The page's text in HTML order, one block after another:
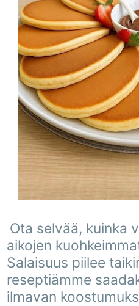
Ota selvää, kuinka
aikojen
Salaisuus piilee
reseptiämme
ilmavan